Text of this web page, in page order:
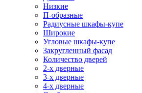
Низкие
П-образные
Радиусные шкафы-купе
Широкие
Угловые шкафы-купе
Закругленный фасад
Количество дверей
2-х дверные
3-х дверные
4-х дверные